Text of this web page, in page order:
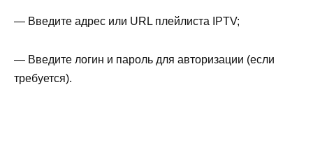
— Введите адрес или URL плейлиста IPTV;
— Введите логин и пароль для авторизации (если
требуется).